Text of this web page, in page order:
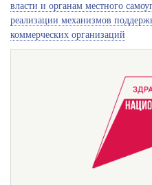
власти и органам местного
реализации механизмов
коммерческих организаций